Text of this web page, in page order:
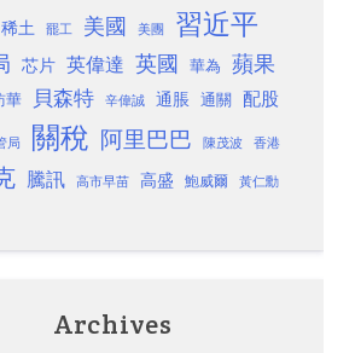
稀土 罷工 美國 美團 習近平
芯片 英偉達 英國 華為 蘋果
華 貝森特 辛偉誠 通脹 通關 配股
局 關稅 阿里巴巴 陳茂波 香港
騰訊 高市早苗 高盛 鮑威爾 黃仁勳
Archives